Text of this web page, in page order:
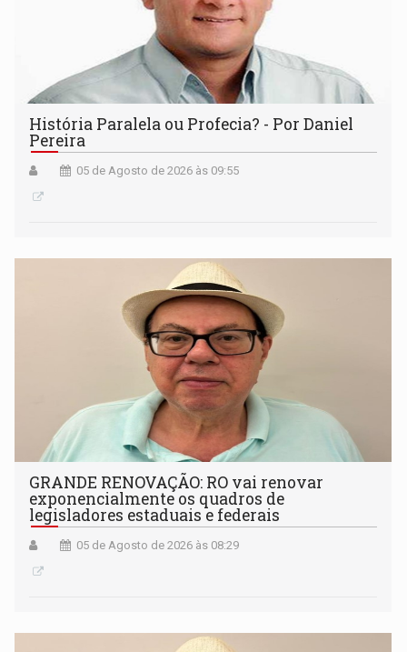
História Paralela ou Profecia? - Por Daniel
Pereira
05 de Agosto de 2026 às 09:55
GRANDE RENOVAÇÃO: RO vai renovar
exponencialmente os quadros de
legisladores estaduais e federais
05 de Agosto de 2026 às 08:29